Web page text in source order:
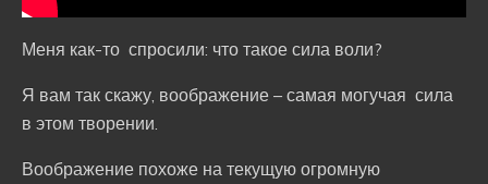
Меня как-то спросили: что такое сила воли?
Я вам так скажу, воображение – самая могучая сила
в этом творении.
Воображение похоже на текущую огромную